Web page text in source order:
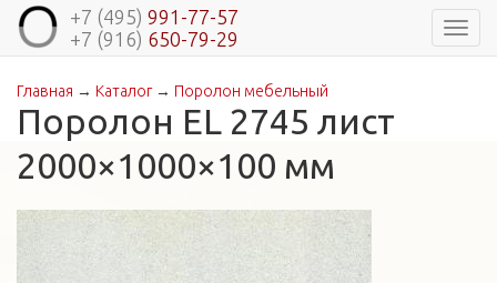
+7 (495) 991-77-57
+7 (916) 650-79-29
Вы здесь
Главная → Каталог→ Поролон мебельный
Поролон EL 2745 лист
2000×1000×100 мм